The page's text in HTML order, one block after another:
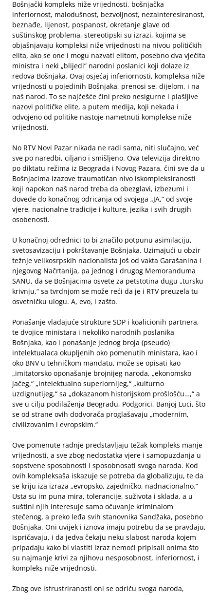
Bošnjački kompleks niže vrijednosti, bošnjačka
inferiornost, malodušnost, bezvoljnost, nezainteresiranost,
beznađe, lijenost, pospanost, okretanje glave od
suštinskog problema, stereotipski su izrazi, kojima se
objašnjavaju kompleksi niže vrijednosti na nivou političkih
elita, ako se one i mogu nazvati elitom, posebno dva vječita
ministra i neki „blijedi“ narodni poslanici koji dolaze iz
redova Bošnjaka. Ovaj osjećaj inferiornosti, kompleksa niže
vrijednosti u pojedinih Bošnjaka, prenosi se, dijelom, i na
naš narod. To se najčešće čini preko nesigurne i plašljive
nazovi političke elite, a putem medija, koji nekada i
odvojeno od politike nastoje nametnuti komplekse niže
vrijednosti.
No RTV Novi Pazar nikada ne radi sama, niti slučajno, već
sve po naredbi, ciljano i smišljeno. Ova televizija direktno
po diktatu režima iz Beograda i Novog Pazara, čini sve da u
Bošnjacima izazove traumatičan nivo iskompleksiranosti
koji napokon naš narod treba da obezglavi, izbezumi i
dovede do konačnog odricanja od svojega „JA,“ od svoje
vjere, nacionalne tradicije i kulture, jezika i svih drugih
osobenosti.
U konačnoj odrednici to bi značilo potpunu asimilaciju,
svetosavizaciju i pokrštavanje Bošnjaka. Uzimajući u obzir
težnje velikosrpskih nacionalista još od vakta Garašanina i
njegovog Načrtanija, pa jednog i drugog Memoranduma
SANU, da se Bošnjacima osvete za petstotina dugu „tursku
krivnju,“ sa tvrdnjom se može reći da je i RTV preuzela tu
osvetničku ulogu. A, evo, i zašto.
Ponašanje vladajuće strukture SDP i koalicionih partnera,
te dvojice ministara i nekoliko narodnih poslanika
Bošnjaka, kao i ponašanje jednog broja (pseudo)
intelektualaca okupljenih oko pomenutih ministara, kao i
oko BNV u tehničkom mandatu, može se opisati kao
„imitatorsko oponašanje brojnijeg naroda, „ekonomsko
jačeg,“ „intelektualno superiornijeg,“ „kulturno
uzdignutijeg,“ sa „dokazanom historijskom prošlošću…,“ a
sve u cilju podilaženja Beogradu, Podgorici, Banjoj Luci, što
se od strane ovih dodvorača proglašavaju „modernim,
civilizovanim i evropskim.“
Ove pomenute radnje predstavljaju težak kompleks manje
vrijednosti, a sve zbog nedostatka vjere i samopuzdanja u
sopstvene sposobnosti i sposobnosati svoga naroda. Kod
ovih kompleksaša iskazuje se potreba da globalizuju, te da
se kriju iza izraza „evropsko, zajedničko, nadnacionalno.“
Usta su im puna mira, tolerancije, suživota i sklada, a u
suštini njih interesuje samo očuvanje kriminalom
stečenog, a preko leđa svih stanovnika Sandžaka, posebno
Bošnjaka. Oni uvijek i iznova imaju potrebu da se pravdaju,
ispričavaju, i da jedva čekaju neku slabost naroda kojem
pripadaju kako bi vlastiti izraz nemoći pripisali onima što
su najmanje krivi za njihovu nesposobnost, inferiornost, i
kompleks niže vrijednosti.
Zbog ove isfrustriranosti oni se odriču svoga naroda,